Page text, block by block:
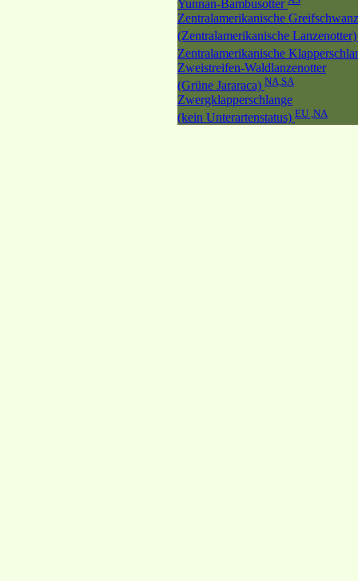
Yunnan-Bambusotter
Zentralamerikanische
(Zentralamerikanische
Zentralamerikanische
Zweistreifen-Waldlanzenotter
(Grüne Jararaca) NA,SA
Zwergklapperschlange
(kein Unterartenstatus) EU ,NA